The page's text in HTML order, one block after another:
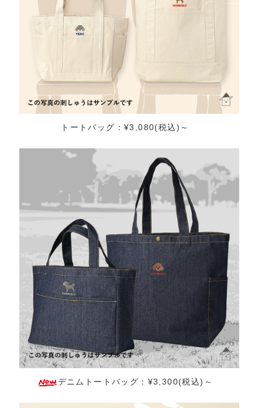
トートバッグ：¥3,080(税込)～
デニムトートバッグ：¥3,300(税込)～